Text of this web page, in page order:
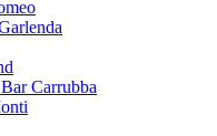
Carrubba